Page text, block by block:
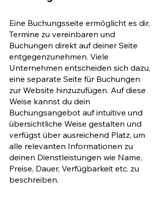
Eine Buchungsseite ermöglicht es dir,
Termine zu vereinbaren und
Buchungen direkt auf deiner Seite
entgegenzunehmen. Viele
Unternehmen entscheiden sich dazu,
eine separate Seite für Buchungen
zur Website hinzuzufügen. Auf diese
Weise kannst du dein
Buchungsangebot auf intuitive und
übersichtliche Weise gestalten und
verfügst über ausreichend Platz, um
alle relevanten Informationen zu
deinen Dienstleistungen wie Name,
Preise, Dauer, Verfügbarkeit etc. zu
beschreiben.